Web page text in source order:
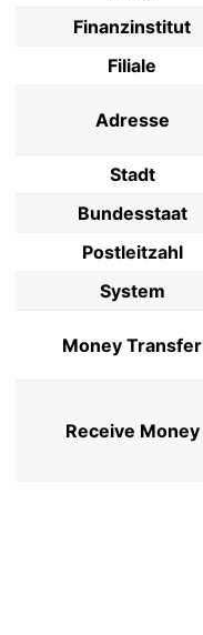
Finanzinstitut
Filiale
Adresse
Stadt
Bundesstaat
Postleitzahl
System
Money Transfer
Receive Money